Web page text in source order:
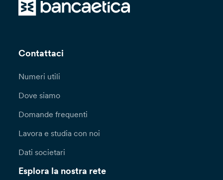
Contattaci
Numeri utili
Dove siamo
Domande frequenti
Lavora e studia con noi
Dati societari
Esplora la nostra rete